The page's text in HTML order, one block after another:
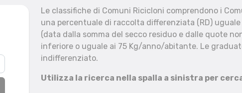
Reset filtri
Le classifiche di Comuni Ricicloni comprendono i
una percentuale di raccolta differenziata (RD)
(data dalla somma del secco residuo e dalle quote
inferiore o uguale ai 75 Kg/anno/abitante. Le
indifferenziato.
Utilizza la ricerca nella spalla a sinistra per